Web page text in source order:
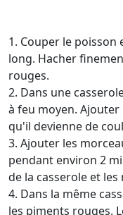
1. Couper le poisson
long. Hacher
rouges.
2. Dans une
à feu moyen.
qu'il devienne de
3. Ajouter les
pendant environ 2
de la casserole et
4. Dans la même
les piments rouges.